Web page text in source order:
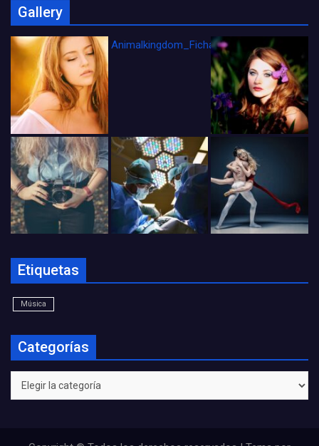
Gallery
Animalkingdom_FichaCine
Etiquetas
Música
Categorías
Categorías